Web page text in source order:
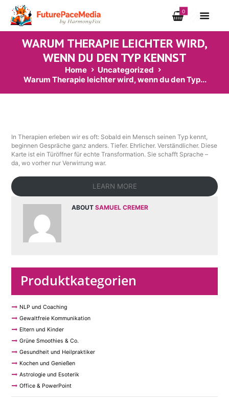
0
WARUM THERAPIE LEICHTER WIRD,
WENN DU DEN TYP KENNST
Home
Uncategorized
Warum Therapie leichter wird, wenn du den Typ...
In Therapien erleben wir es oft: Sobald ein Mensch seinen Typ kennt,
beginnen Gespräche ganz anders. Tiefer. Ehrlicher. Verständlicher. Diese
Karte ist ein Türöffner für echte Transformation. Sie schafft Sprache –
da, wo vorher nur Verwirrung war.
LEARN MORE
ABOUT SAMUEL CREMER
Produktkategorien
NLP und Coaching
Gewaltfreie Kommunikation
Eltern und Kinder
Grüne Smoothies & Co.
Gesundheit und Heilpraktiker
Kochen und Genießen
Astrologie und Esoterik
Office & PowerPoint